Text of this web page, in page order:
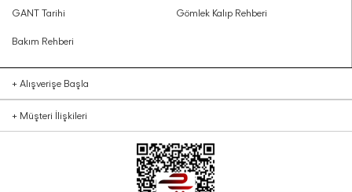
GANT Tarihi Gömlek Kalıp Rehberi
Bakım Rehberi
+ Alışverişe Başla
+ Müşteri İlişkileri